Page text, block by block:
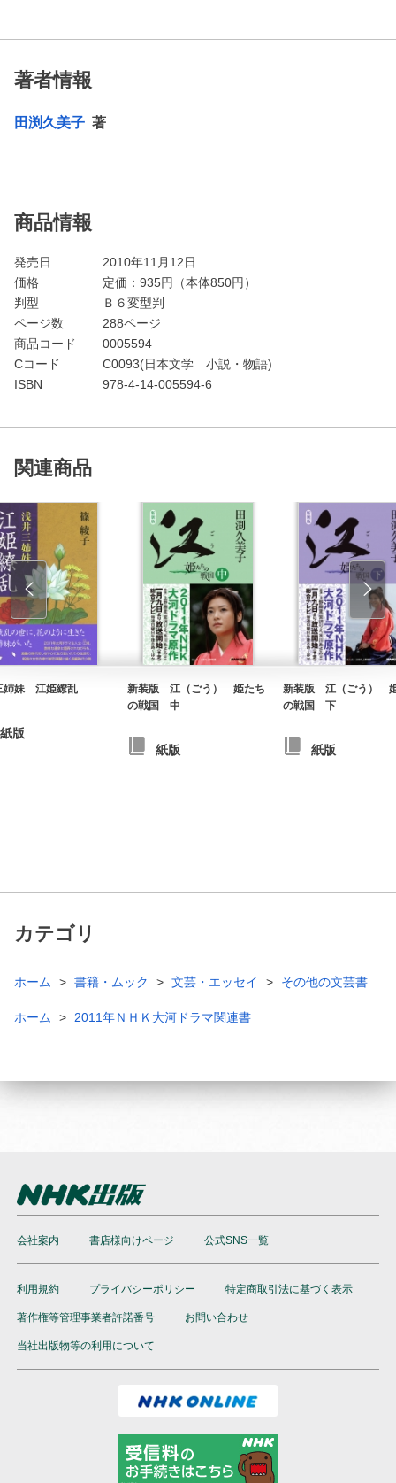
著者情報
田渕久美子 著
商品情報
発売日
2010年11月12日
価格
定価： 935円（本体850円）
判型
Ｂ６変型判
ページ数
288ページ
商品コード
0005594
Cコード
C0093(日本文学 小説・物語)
ISBN
978-4-14-005594-6
関連商品
姉妹 江姫繚乱
紙版
新装版 江（ごう） 姫たち
の戦国 中
紙版
新装版 江（ごう）
の戦国 下
紙版
カテゴリ
ホーム 書籍・ムック 文芸・エッセイ その他の文芸書
ホーム 2011年ＮＨＫ大河ドラマ関連書
会社案内 書店様向けページ 公式SNS一覧
利用規約 プライバシーポリシー 特定商取引法に基づく表示
著作権等管理事業者許諾番号 お問い合わせ
当社出版物等の利用について